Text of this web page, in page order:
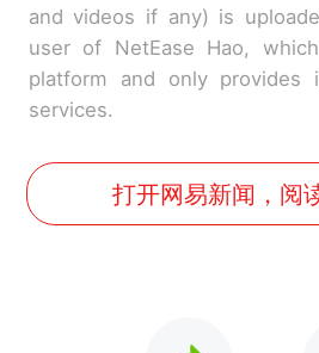
and videos if any) is
user of NetEase Hao,
platform and only provides
services.
打开网易新闻，阅